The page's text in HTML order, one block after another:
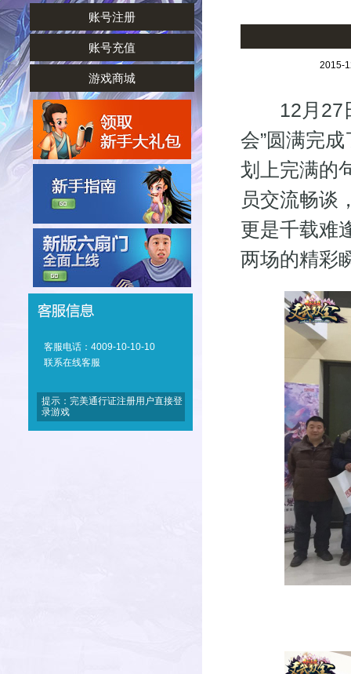
账号注册
账号充值
游戏商城
客服电话：4009-10-10-10
联系在线客服
提示：完美通行证注册用户直接登
录游戏
2015-
12月27日
会”圆满完
划上完满的
员交流畅谈
更是千载难
两场的精彩